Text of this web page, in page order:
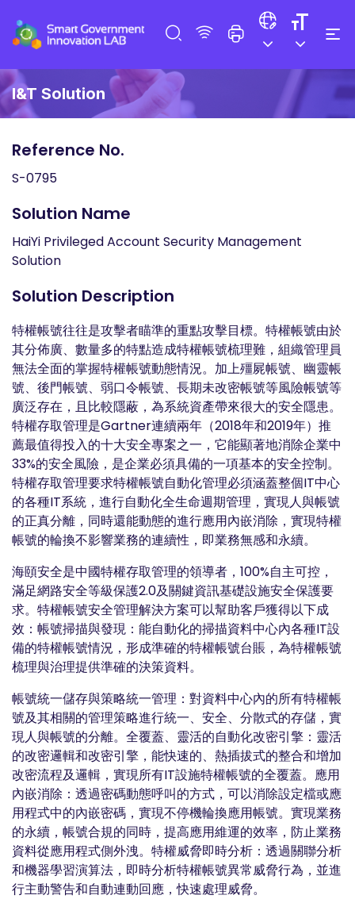
I&T Solution
Reference No.
S-0795
Solution Name
HaiYi Privileged Account Security Management
Solution
Solution Description
特權帳號往往是攻擊者瞄準的重點攻擊目標。特權帳號由於
其分佈廣、數量多的特點造成特權帳號梳理難，組織管理員
無法全面的掌握特權帳號動態情況。加上殭屍帳號、幽靈帳
號、後門帳號、弱口令帳號、長期未改密帳號等風險帳號等
廣泛存在，且比較隱蔽，為系統資產帶來很大的安全隱患。
特權存取管理是Gartner連續兩年（2018年和2019年）推
薦最值得投入的十大安全專案之一，它能顯著地消除企業中
33%的安全風險，是企業必須具備的一項基本的安全控制。
特權存取管理要求特權帳號自動化管理必須涵蓋整個IT中心
的各種IT系統，進行自動化全生命週期管理，實現人與帳號
的正真分離，同時還能動態的進行應用內嵌消除，實現特權
帳號的輪換不影響業務的連續性，即業務無感和永續。
海頤安全是中國特權存取管理的領導者，100%自主可控，
滿足網路安全等級保護2.0及關鍵資訊基礎設施安全保護要
求。特權帳號安全管理解決方案可以幫助客戶獲得以下成
效：帳號掃描與發現：能自動化的掃描資料中心內各種IT設
備的特權帳號情況，形成準確的特權帳號台賬，為特權帳號
梳理與治理提供準確的決策資料。
帳號統一儲存與策略統一管理：對資料中心內的所有特權帳
號及其相關的管理策略進行統一、安全、分散式的存儲，實
現人與帳號的分離。全覆蓋、靈活的自動化改密引擎：靈活
的改密邏輯和改密引擎，能快速的、熱插拔式的整合和增加
改密流程及邏輯，實現所有IT設施特權帳號的全覆蓋。應用
內嵌消除：透過密碼動態呼叫的方式，可以消除設定檔或應
用程式中的內嵌密碼，實現不停機輪換應用帳號。實現業務
的永續，帳號合規的同時，提高應用維運的效率，防止業務
資料從應用程式側外洩。特權威脅即時分析：透過關聯分析
和機器學習演算法，即時分析特權帳號異常威脅行為，並進
行主動警告和自動連動回應，快速處理威脅。